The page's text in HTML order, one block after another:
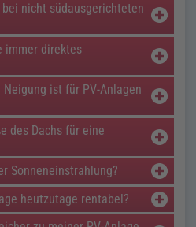
nicht südausgerichteten
immer direktes
Neigung ist für PV-Anlagen
des Dachs für eine
Sonneneinstrahlung?
heutzutage rentabel?